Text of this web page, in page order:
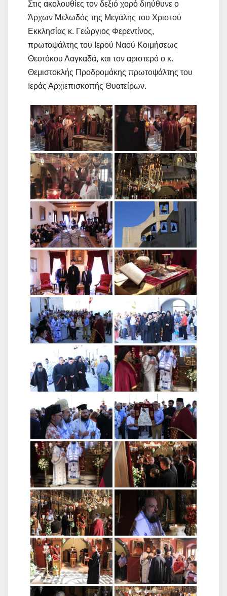
Στις ακολουθίες τον δεξιό χορό διηύθυνε ο
Άρχων Μελωδός της Μεγάλης του Χριστού
Εκκλησίας κ. Γεώργιος Φερεντίνος,
πρωτοψάλτης του Ιερού Ναού Κοιμήσεως
Θεοτόκου Λαγκαδά, και τον αριστερό ο κ.
Θεμιστοκλής Προδρομάκης πρωτοψάλτης του
Ιεράς Αρχιεπισκοπής Θυατείρων.